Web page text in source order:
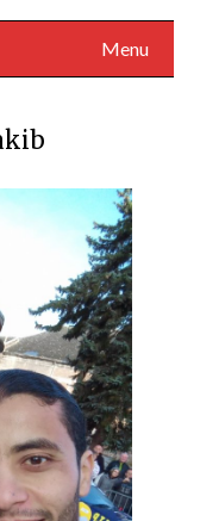
Menu